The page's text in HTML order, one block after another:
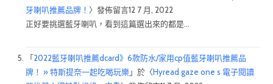
牙喇叭推薦品牌！ 〉發佈留言12 7 月, 2022
正好要挑選藍牙喇叭，看到這篇選出來的都是…
「2022藍牙喇叭推薦dcard》6款防水/家用cp值藍牙喇叭推薦品
牌！ » 特斯提奈一起吃喝玩樂」於〈Hyread gaze one s 電子閱讀